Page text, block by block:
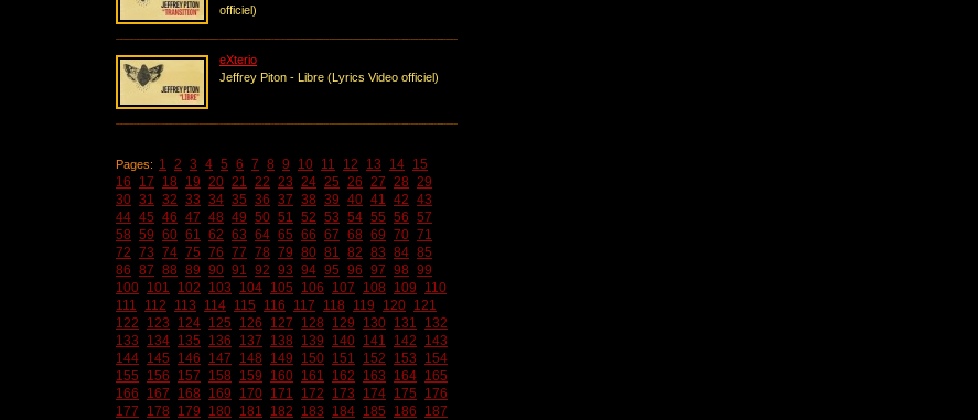
officiel)
eXterio
Jeffrey Piton - Libre (Lyrics Video officiel)
Pages: 1 2 3 4 5 6 7 8 9 10 11 12 13 14 15
16
17 18 19 20 21 22 23 24 25 26 27 28 29
30 31 32 33 34 35 36 37 38 39 40 41 42 43
44 45 46 47 48 49 50 51 52 53 54 55 56 57
58 59 60 61 62 63 64 65 66 67 68 69 70 71
72 73 74 75 76 77 78 79 80 81 82 83 84 85
86 87 88 89 90 91 92 93 94 95 96 97 98 99
100 101 102 103 104 105 106 107 108 109
110
111
112 113 114 115 116 117 118 119 120 121
122
123 124 125 126 127 128 129 130 131
132
133
134 135 136 137 138 139 140 141 142
143
144 145 146 147 148 149 150 151 152 153
154
155
156 157 158 159 160 161 162 163 164 165
166
167 168 169 170 171 172 173 174 175
176
177
178 179 180 181 182 183 184 185 186
187